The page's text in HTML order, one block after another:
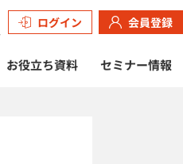
ログイン 会員登録
お役立ち資料 セミナー情報